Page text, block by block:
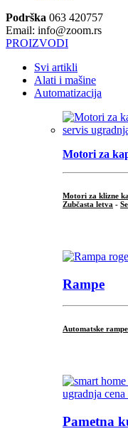
Podrška 063 420757
Email: info@zoom.rs
PROIZVODI
Svi artikli
Alati i mašine
Automatizacija
Motori za
Motori za klizne
Zubčasta letva -
Rampe
Automatske rampe
Pametna